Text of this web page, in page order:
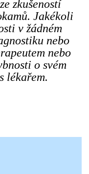
zkušeností
Jakékoli
v žádném
nebo
nebo
o svém
lékařem.